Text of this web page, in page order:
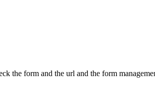
the form and the url and the form